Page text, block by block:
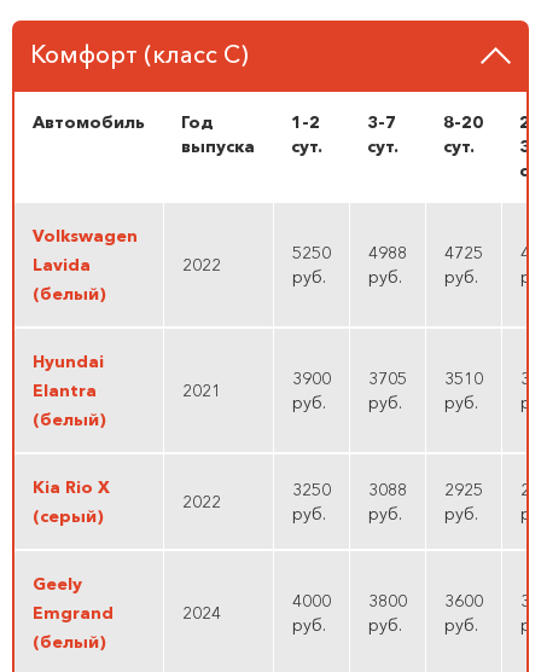
Комфорт (класс C)
Автомобиль
Год
выпуска
1-2
cут.
3-7
cут.
8-20
cут.
30
Volkswagen
Lavida
(белый)
2022
5250
руб.
4988
руб.
4725
руб.
Hyundai
Elantra
(белый)
2021
3900
руб.
3705
руб.
3510
руб.
Kia Rio X
(серый)
2022
3250
руб.
3088
руб.
2925
руб.
Geely
Emgrand
(белый)
2024
4000
руб.
3800
руб.
3600
руб.